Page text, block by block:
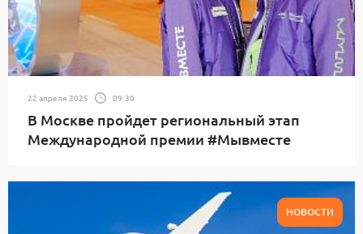
22 апреля 2025 09:30
В Москве пройдет региональный этап
Международной премии #Мывместе
НОВОСТИ